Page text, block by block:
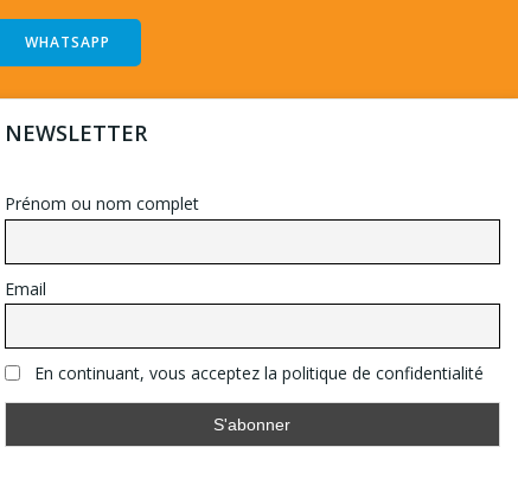
WHATSAPP
NEWSLETTER
Prénom ou nom complet
Email
En continuant, vous acceptez la politique de confidentialité